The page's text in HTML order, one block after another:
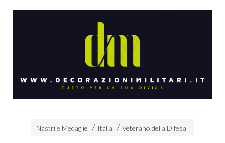
Nastri e Medaglie Italia Veterano della Difesa